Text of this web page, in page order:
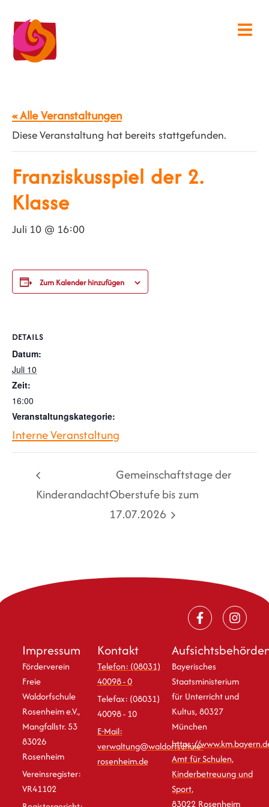
« Alle Veranstaltungen
Diese Veranstaltung hat bereits stattgefunden.
Franziskusspiel der 2.
Klasse
Juli 10 @ 16:00
Zum Kalender hinzufügen
DETAILS
Datum:
Juli 10
Zeit:
16:00
Veranstaltungskategorie:
Interne Veranstaltung
Kinderandacht
Gemeinschaftstage der
Oberstufe bis zum
17.07.2026
Impressum
Förderverein
Freie
Waldorfschule
Rosenheim e.V.,
Mangfallstr. 53
83026
Rosenheim
Vereinsregister:
VR41102
Kontakt
Telefon: (08031)
40098 - 0
Telefax: (08031)
40098 - 10
E-Mail:
verwaltung@waldorfschule-
rosenheim.de
Bayerisches
Staatsministerium
für Unterricht und
Kultus, 80327
München
https://
Amt für Schulen,
Kinderbetreuung und
Sport,
83022 Rosenheim